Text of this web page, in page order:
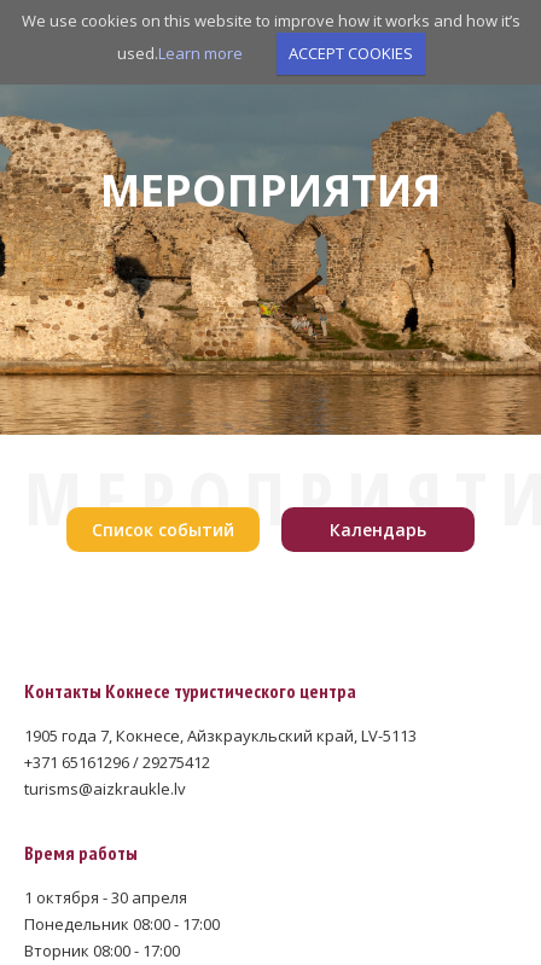
We use cookies on this website to improve how it works and how it’s
used.Learn more ACCEPT COOKIES
Skip
МЕРОПРИЯТИЯ
Список событий Календарь
Контакты Кокнесе туристического центра
1905 года 7, Кокнесе, Айзкраукльский край, LV-5113
+371 65161296 / 29275412
turisms@aizkraukle.lv
Время работы
1 октября - 30 апреля
Понедельник 08:00 - 17:00
Вторник 08:00 - 17:00